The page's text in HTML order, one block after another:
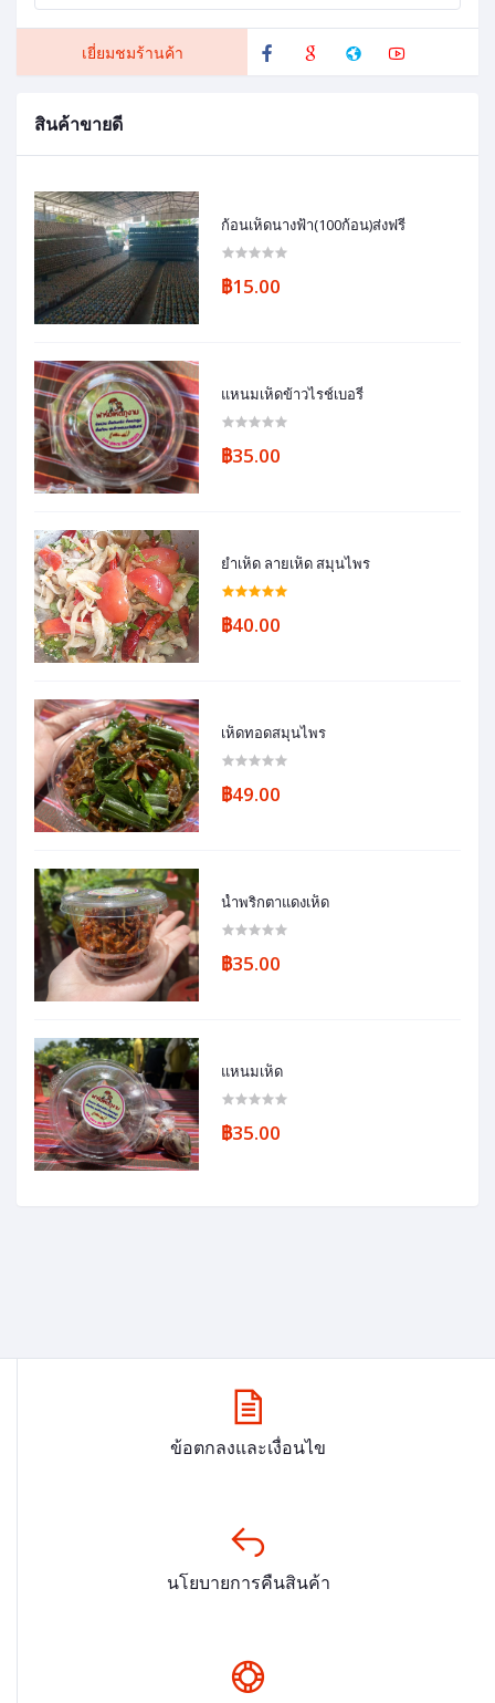
เยี่ยมชมร้านค้า
สินค้าขายดี
ก้อนเห็ดนางฟ้า(100ก้อน)ส่งฟรี
฿15.00
แหนมเห็ดข้าวไรช์เบอรี่
฿35.00
ยำเห็ด ลายเห็ด สมุนไพร
฿40.00
เห็ดทอดสมุนไพร
฿49.00
น้ำพริกตาแดงเห็ด
฿35.00
แหนมเห็ด
฿35.00
ข้อตกลงและเงื่อนไข
นโยบายการคืนสินค้า